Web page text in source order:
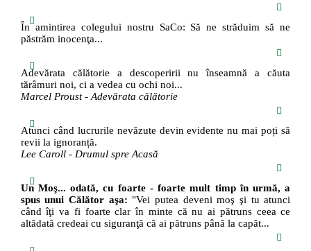
În amintirea colegului nostru SaCo: Să ne străduim să ne
păstrăm inocenţa...
Adevărata călătorie a descoperirii nu înseamnă a căuta
tărâmuri noi, ci a vedea cu ochi noi...
Marcel Proust - Adevărata călătorie
Atunci când lucrurile nevăzute devin evidente nu mai poți să
revii la ignoranță.
Lee Caroll - Drumul spre Acasă
Un Moş... odată, cu foarte - foarte mult timp în urmă, a
spus unui Călător aşa: "Vei putea deveni moş şi tu atunci
când îţi va fi foarte clar în minte că nu ai pătruns ceea ce
altădată credeai cu siguranţă că ai pătruns până la capăt...